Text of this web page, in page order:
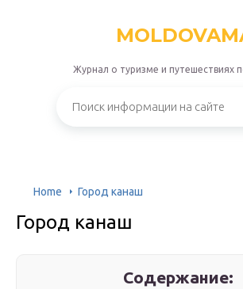
Журнал о туризме и путешествиях
Home Город канаш
Город канаш
Содержание: